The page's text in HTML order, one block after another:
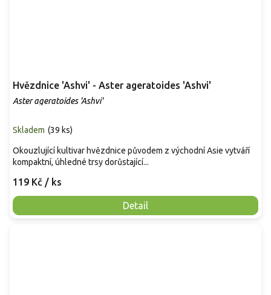
Hvězdnice 'Ashvi' - Aster ageratoides 'Ashvi'
Aster ageratoides 'Ashvi'
Skladem (39 ks)
119 Kč / ks
Detail
Okouzlující kultivar hvězdnice původem z východní Asie vytváří
kompaktní, úhledné trsy dorůstající...